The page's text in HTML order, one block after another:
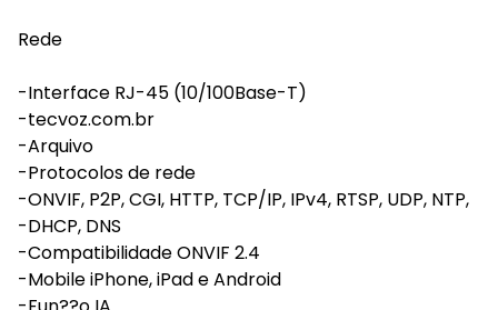
Rede
-Interface RJ-45 (10/100Base-T)
-tecvoz.com.br
-Arquivo
-Protocolos de rede
-ONVIF, P2P, CGI, HTTP, TCP/IP, IPv4, RTSP, UDP, NTP,
-DHCP, DNS
-Compatibilidade ONVIF 2.4
-Mobile iPhone, iPad e Android